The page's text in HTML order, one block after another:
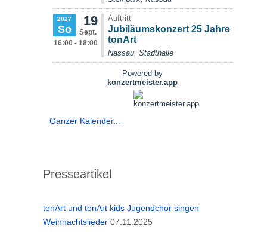
Ganzer Kalender...
Presseartikel
tonArt und tonArt kids Jugendchor singen
Weihnachtslieder 07.11.2025